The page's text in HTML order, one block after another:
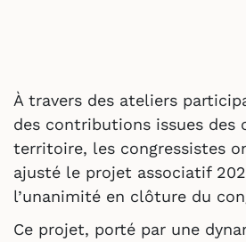
À travers des ateliers
des contributions issues des
territoire, les congressistes
ajusté le projet associatif
l’unanimité en clôture du
Ce projet, porté par une